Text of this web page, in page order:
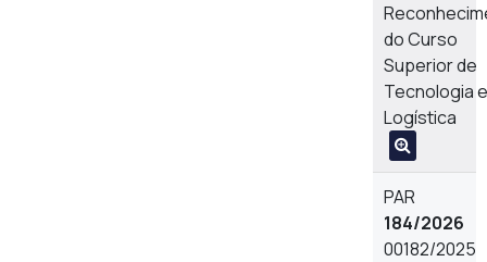
do Curso
Superior de
Tecnologia
Logística
PAR
184/2026
00182/2025